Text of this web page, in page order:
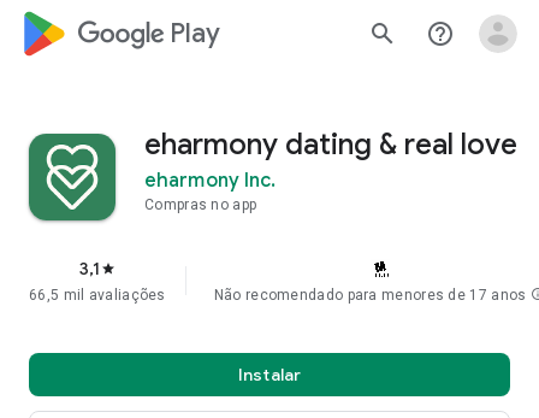
google_logo Play search help_outline
eharmony dating & real love
eharmony Inc.
Compras no app
3,1 star
66,5 mil avaliações Não recomendado para menores de 17 anos
Instalar